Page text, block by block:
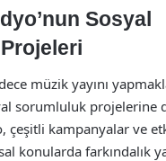
Sosyal
müzik yayını
sorumluluk projelerine
çeşitli kampanyalar ve
konularda farkındalık